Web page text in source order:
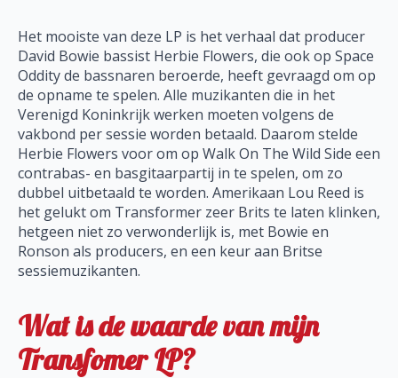
Het mooiste van deze LP is het verhaal dat producer
David Bowie bassist Herbie Flowers, die ook op Space
Oddity de bassnaren beroerde, heeft gevraagd om op
de opname te spelen. Alle muzikanten die in het
Verenigd Koninkrijk werken moeten volgens de
vakbond per sessie worden betaald. Daarom stelde
Herbie Flowers voor om op Walk On The Wild Side een
contrabas- en basgitaarpartij in te spelen, om zo
dubbel uitbetaald te worden. Amerikaan Lou Reed is
het gelukt om Transformer zeer Brits te laten klinken,
hetgeen niet zo verwonderlijk is, met Bowie en
Ronson als producers, en een keur aan Britse
sessiemuzikanten.
Wat is de waarde van mijn
Transfomer LP?